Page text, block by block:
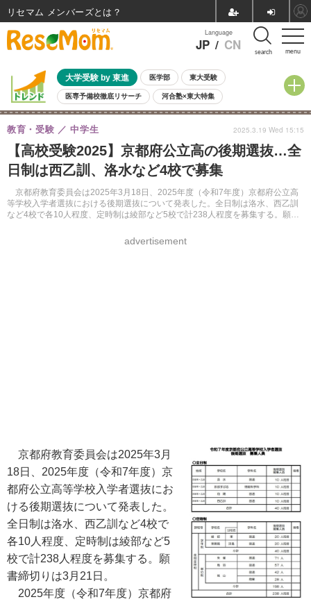
menu
Language
JP / CN search
大学受験 by 東進 医学部 東大受験
医専予備校徹底リサーチ 河合塾×東大特集
親子で考える大学選び 高校受験 中学受験 小学校受験
共通テスト 夏休み
8月開催イベント・WS 全国公立高校 過去問 人気記事
自由研究教材（小学生向け） 自由研究教材（中学生向け）
【高校受験2025】京都府公立高の後期選抜…全
日制は西乙訓、洛水など4校で募集
京都府教育委員会は2025年3月18日、2025年度（令和7年度）京都府公立高
等学校入学者選抜における後期選抜について発表した。全日制は洛水、西乙訓
など4校で各10人程度、定時制は綾部など5校で計238人程度を募集する。願書
教育・受験 中学生
advertisement
2025.3.19 Wed 15:15
京都府教育委員会は2025年3月
18日、2025年度（令和7年度）京
都府公立高等学校入学者選抜にお
ける後期選抜について発表した。
全日制は洛水、西乙訓など4校で
各10人程度、定時制は綾部など5
校で計238人程度を募集する。願
書締切りは3月21日。
2025年度（令和7年度）京都府
リセマム メンバーズ